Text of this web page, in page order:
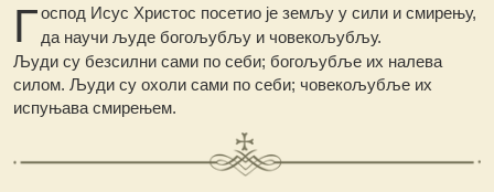
Господ Исус Христос посетио је земљу у сили и смирењу,
да научи људе богољубљу и човекољубљу.
Људи су безсилни сами по себи; богољубље их налева
силом. Људи су охоли сами по себи; човекољубље их
испуњава смирењем.